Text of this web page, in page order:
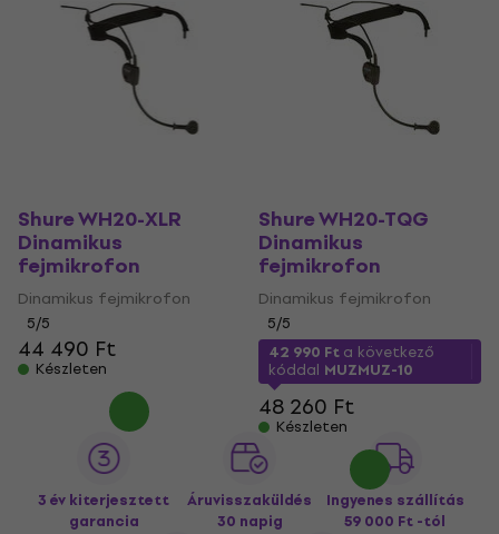
Shure WH20-XLR
Dinamikus
fejmikrofon
Dinamikus fejmikrofon
5/5
44 490 Ft
Készleten
Shure WH20-TQG
Dinamikus
fejmikrofon
Dinamikus fejmikrofon
5/5
42 990 Fta következő
kóddal MUZMUZ-10
48 260 Ft
Készleten
3 év kiterjesztett
garancia
Áruvisszaküldés
30 napig
Ingyenes szállítás
59 000 Ft -tól